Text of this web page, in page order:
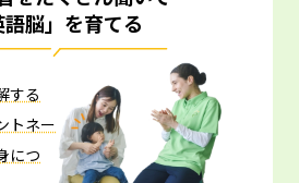
語脳」を育てる
する
トネー
につ